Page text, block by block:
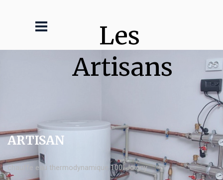
Les
Artisans
ARTISAN
chauffe eau thermodynamique 100l Joigny